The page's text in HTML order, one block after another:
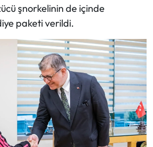
şnorkelinin de içinde
paketi verildi.